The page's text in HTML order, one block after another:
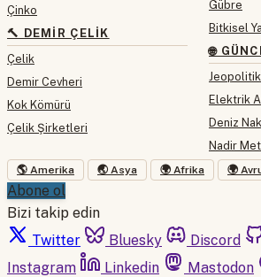
Çinko
🔨 DEMIR ÇELIK
Çelik
Demir Cevheri
Kok Kömürü
Çelik Şirketleri
Gübre
Bitkisel
🌐
Jeopolitik
Elektrik
Deniz
Nadir
🌎 Amerika 🌏 Asya 🌍 Afrika 🌍
Abone ol
Bizi takip edin
Twitter
Bluesky Discord
Instagram
Linkedin Mastodon